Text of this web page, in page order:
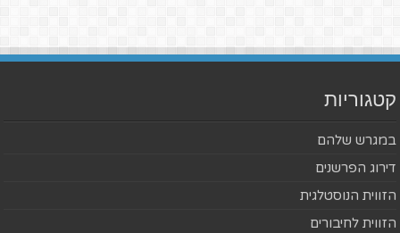
קטגוריות
במגרש שלהם
דירוג הפרשנים
הזווית הנוסטלגית
הזווית לחיבורים